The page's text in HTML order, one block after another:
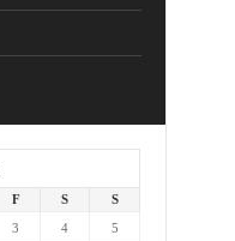
F S
S
3 4 5